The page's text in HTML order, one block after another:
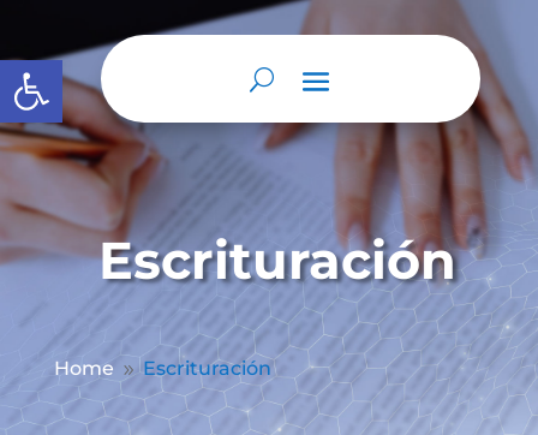
Abrir barra de herramientas
Escrituración
Home 9 Escrituración